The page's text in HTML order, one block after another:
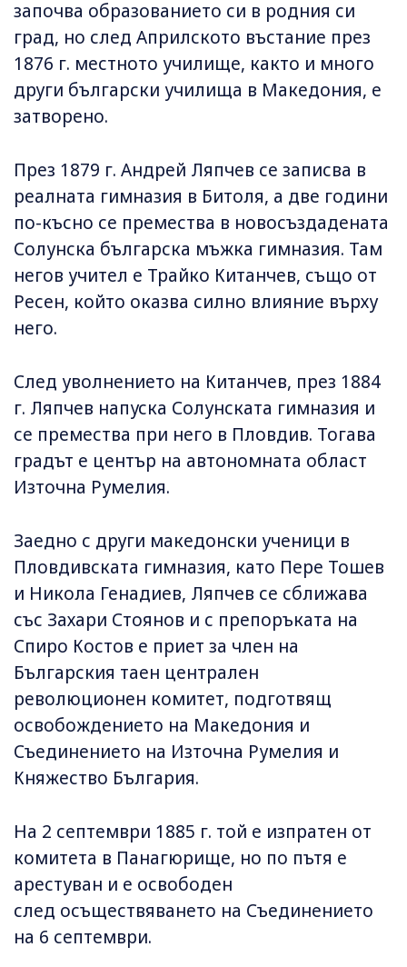
започва образованието си в родния си
град, но след Априлското въстание през
1876 г. местното училище, както и много
други български училища в Македония, е
затворено.
През 1879 г. Андрей Ляпчев се записва в
реалната гимназия в Битоля, а две години
по-късно се премества в новосъздадената
Солунска българска мъжка гимназия. Там
негов учител е Трайко Китанчев, също от
Ресен, който оказва силно влияние върху
него.
След уволнението на Китанчев, през 1884
г. Ляпчев напуска Солунската гимназия и
се премества при него в Пловдив. Тогава
градът е център на автономната област
Източна Румелия.
Заедно с други македонски ученици в
Пловдивската гимназия, като Пере Тошев
и Никола Генадиев, Ляпчев се сближава
със Захари Стоянов и с препоръката на
Спиро Костов е приет за член на
Българския таен централен
революционен комитет, подготвящ
освобождението на Македония и
Съединението на Източна Румелия и
Княжество България.
На 2 септември 1885 г. той е изпратен от
комитета в Панагюрище, но по пътя е
арестуван и е освободен
след осъществяването на Съединението
на 6 септември.